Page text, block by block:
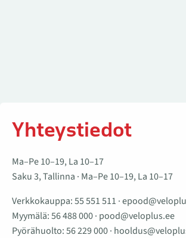
Yhteystiedot
Ma–Pe 10–19, La 10–17
Saku 3, Tallinna · Ma–Pe 10–19, La 10–17
Verkkokauppa:55 551 511 ·
Myymälä:56 488 000· pood@veloplus.ee
Pyörähuolto:56 229 000·